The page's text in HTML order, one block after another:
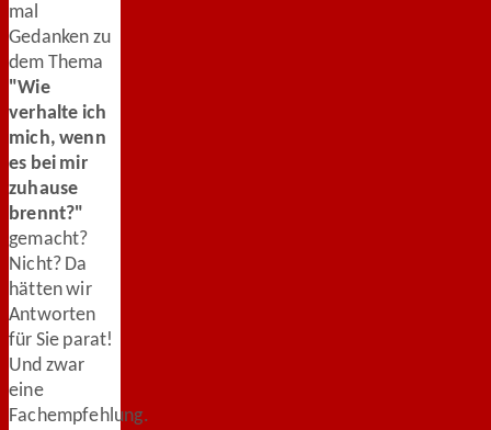
mal
Gedanken zu
dem Thema
"Wie
verhalte ich
mich, wenn
es bei mir
zuhause
brennt?"
gemacht?
Nicht? Da
hätten wir
Antworten
für Sie parat!
Und zwar
eine
Fachempfehlung.